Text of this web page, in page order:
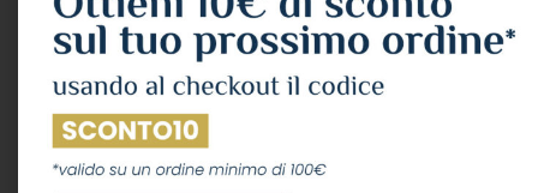
St.michael-eppan A.a.
“pinot Nero” Doc 2025
Cl.75 13,5°
VINI,VINO ROSSO
San Michele Appiano
13,88€ IVA Inclusa
San Leonardo ’17 Cl.75
13°
VINI,VINO ROSSO